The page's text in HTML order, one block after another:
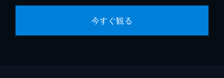
今すぐ観る